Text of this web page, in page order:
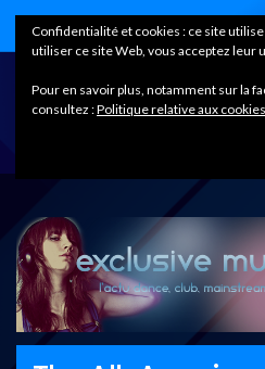
Home
Confidentialité et cookies : ce site
utiliser ce site Web, vous acceptez leur
Pour en savoir plus, notamment sur la
consultez :Politique relative aux cookies